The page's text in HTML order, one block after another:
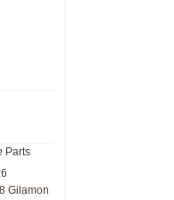
Parts
Gilamon